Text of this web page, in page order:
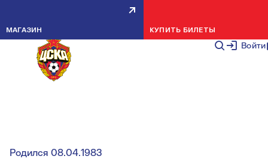
Войти
МАГАЗИН КУПИТЬ БИЛЕТЫ
СПАРТАК — ПФК ЦСКА.
ПРЕДСТАВЛЯЕМ ГЛАВНОГО
СУДЬЮ МАТЧА
Родился 08.04.1983